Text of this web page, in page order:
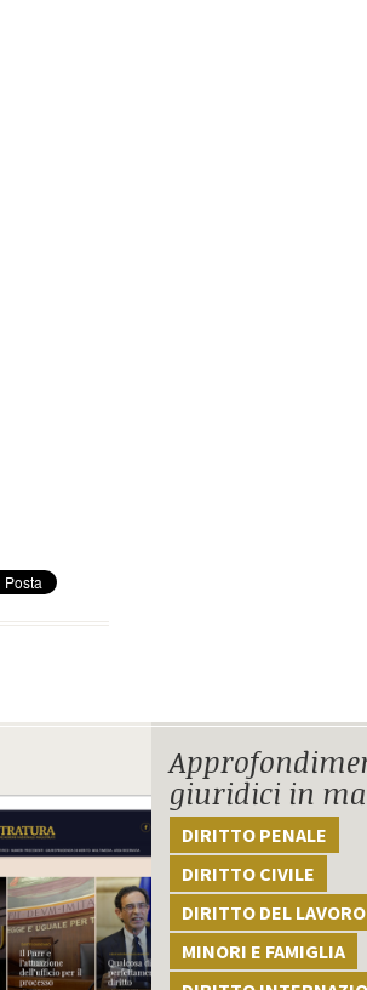
giuridici in
DIRITTO PENALE
DIRITTO CIVILE
DIRITTO DEL LAVORO
MINORI E FAMIGLIA